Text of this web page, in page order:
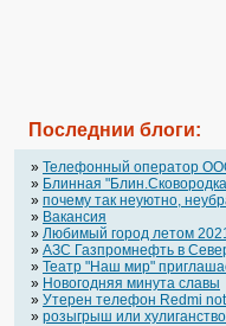
Последнии блоги:
» Телефонный оператор
» Блинная
» почему так неуютно,
» Вакансия
» Любимый город летом
» АЗС Газпромнефть в
» Театр "Наш мир"
» Новогодняя минута славы
» Утерен телефон Redmi
» розыгрыш или